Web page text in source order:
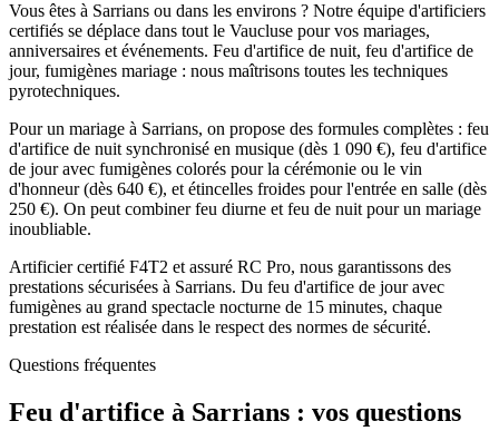
Vous êtes à Sarrians ou dans les environs ? Notre équipe d'artificiers
certifiés se déplace dans tout le Vaucluse pour vos mariages,
anniversaires et événements. Feu d'artifice de nuit, feu d'artifice de
jour, fumigènes mariage : nous maîtrisons toutes les techniques
pyrotechniques.
Pour un mariage à Sarrians, on propose des formules complètes : feu
d'artifice de nuit synchronisé en musique (dès 1 090 €), feu d'artifice
de jour avec fumigènes colorés pour la cérémonie ou le vin
d'honneur (dès 640 €), et étincelles froides pour l'entrée en salle (dès
250 €). On peut combiner feu diurne et feu de nuit pour un mariage
inoubliable.
Artificier certifié F4T2 et assuré RC Pro, nous garantissons des
prestations sécurisées à Sarrians. Du feu d'artifice de jour avec
fumigènes au grand spectacle nocturne de 15 minutes, chaque
prestation est réalisée dans le respect des normes de sécurité.
Questions fréquentes
Feu d'artifice à Sarrians : vos questions